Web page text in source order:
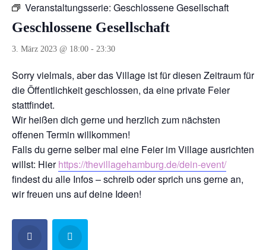
Veranstaltungsserie: Geschlossene Gesellschaft
Geschlossene Gesellschaft
3. März 2023 @ 18:00 - 23:30
Sorry vielmals, aber das Village ist für diesen Zeitraum für
die Öffentlichkeit geschlossen, da eine private Feier
stattfindet.
Wir heißen dich gerne und herzlich zum nächsten
offenen Termin willkommen!
Falls du gerne selber mal eine Feier im Village ausrichten
willst: Hierhttps://thevillagehamburg.de/dein-event/
findest du alle Infos – schreib oder sprich uns gerne an,
wir freuen uns auf deine Ideen!